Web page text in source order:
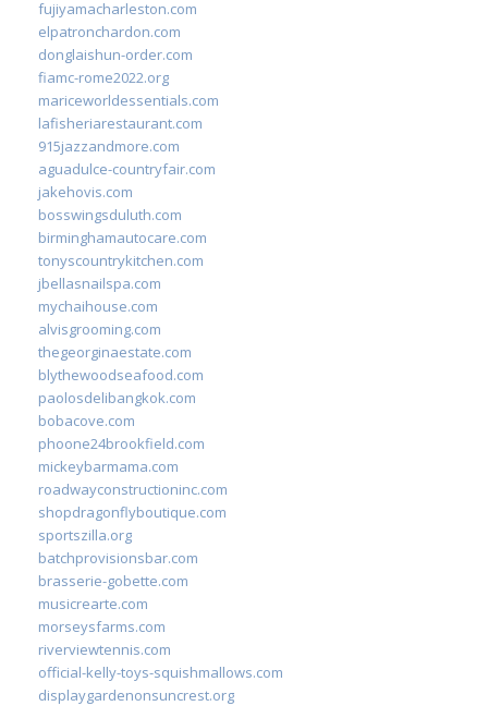
fujiyamacharleston.com
elpatronchardon.com
donglaishun-order.com
fiamc-rome2022.org
mariceworldessentials.com
lafisheriarestaurant.com
915jazzandmore.com
aguadulce-countryfair.com
jakehovis.com
bosswingsduluth.com
birminghamautocare.com
tonyscountrykitchen.com
jbellasnailspa.com
mychaihouse.com
alvisgrooming.com
thegeorginaestate.com
blythewoodseafood.com
paolosdelibangkok.com
bobacove.com
phoone24brookfield.com
mickeybarmama.com
roadwayconstructioninc.com
shopdragonflyboutique.com
sportszilla.org
batchprovisionsbar.com
brasserie-gobette.com
musicrearte.com
morseysfarms.com
riverviewtennis.com
official-kelly-toys-squishmallows.com
displaygardenonsuncrest.org